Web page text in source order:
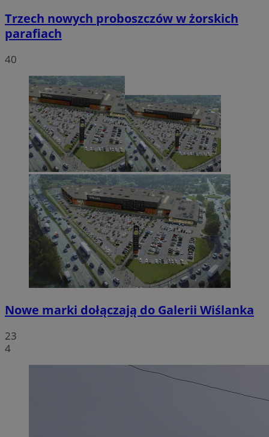
Trzech nowych proboszczów w żorskich
parafiach
40
Nowe marki dołączają do Galerii Wiślanka
23
4